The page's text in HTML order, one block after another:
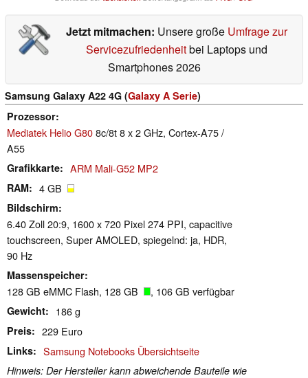
Jetzt mitmachen: Unsere große Umfrage zur
Servicezufriedenheitbei Laptops und
Smartphones 2026
Samsung Galaxy A22 4G (Galaxy A Serie)
Prozessor
Mediatek Helio G808c/8t 8 x 2 GHz, Cortex-A75 /
A55
Grafikkarte ARM Mali-G52 MP2
RAM 4 GB
Bildschirm
6.40 Zoll 20:9, 1600 x 720 Pixel 274 PPI, capacitive
touchscreen, Super AMOLED, spiegelnd: ja, HDR,
90 Hz
Massenspeicher
128 GB eMMC Flash, 128 GB , 106 GB verfügbar
Gewicht 186 g
Preis 229 Euro
Links Samsung Notebooks Übersichtseite
Hinweis: Der Hersteller kann abweichende Bauteile wie